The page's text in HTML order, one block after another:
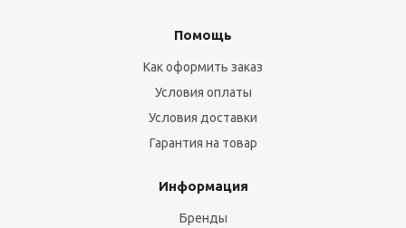
Помощь
Как оформить заказ
Условия оплаты
Условия доставки
Гарантия на товар
Информация
Бренды